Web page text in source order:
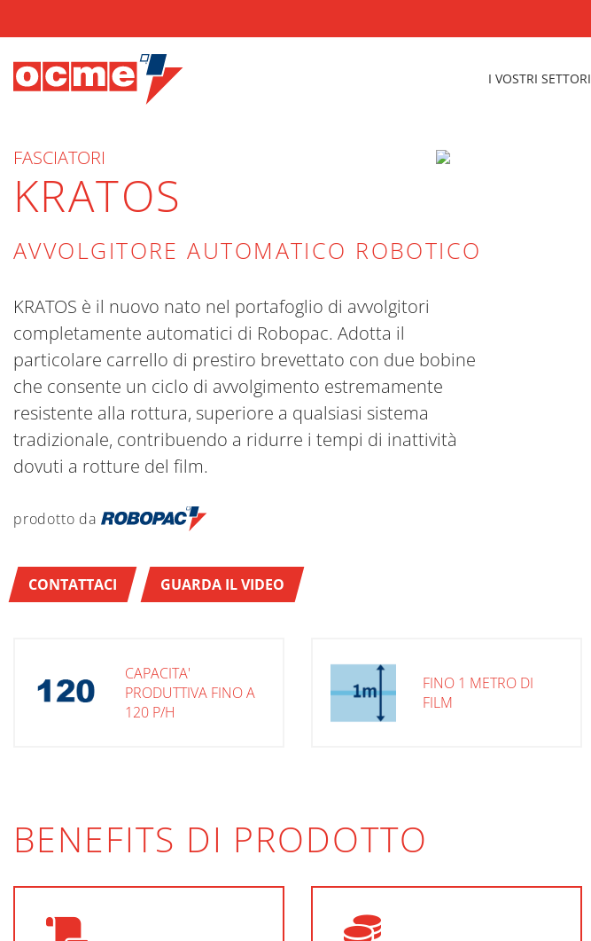
I VOSTRI SETTORI
FASCIATORI
KRATOS
AVVOLGITORE AUTOMATICO ROBOTICO
KRATOS è il nuovo nato nel portafoglio di avvolgitori
completamente automatici di Robopac. Adotta il
particolare carrello di prestiro brevettato con due bobine
che consente un ciclo di avvolgimento estremamente
resistente alla rottura, superiore a qualsiasi sistema
tradizionale, contribuendo a ridurre i tempi di inattività
dovuti a rotture del film.
prodotto da
CONTATTACI GUARDA IL VIDEO
CAPACITA'
PRODUTTIVA FINO A
120 P/H
FINO 1 METRO DI
FILM
BENEFITS DI PRODOTTO